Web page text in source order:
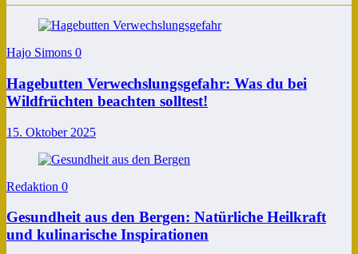
Hajo Simons 0
Hagebutten Verwechslungsgefahr: Was du bei
Wildfrüchten beachten solltest!
15. Oktober 2025
Redaktion 0
Gesundheit aus den Bergen: Natürliche Heilkraft
und kulinarische Inspirationen